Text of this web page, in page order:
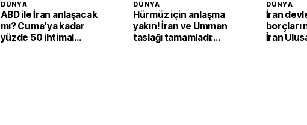
DÜNYA
ABD ile İran anlaşacak
mı? Cuma’ya kadar
yüzde 50 ihtimal
DÜNYA
Hürmüz için anlaşma
yakın! İran ve Umman
taslağı tamamladı:
DÜNYA
İran
borçları
İran